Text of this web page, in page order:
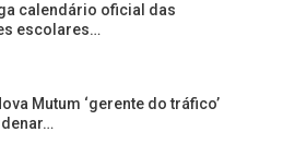
calendário oficial das
escolares…
Mutum ‘gerente do tráfico’